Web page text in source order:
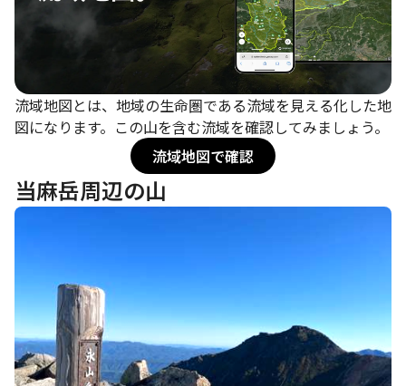
流域地図とは、地域の生命圏である流域を見える化した地
図になります。この山を含む流域を確認してみましょう。
流域地図で確認
当麻岳周辺の山